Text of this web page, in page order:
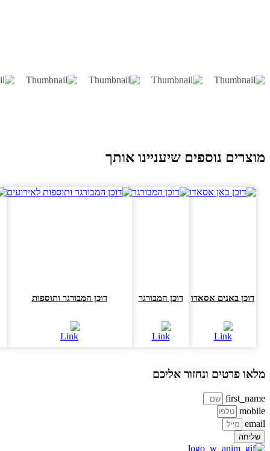
נוספים שיעניינו אותך
דוכן באנים אסאדו דוכן המבורגר דוכן המבורגר ותוספות
פרטים ונחזור אליכם
שליחה